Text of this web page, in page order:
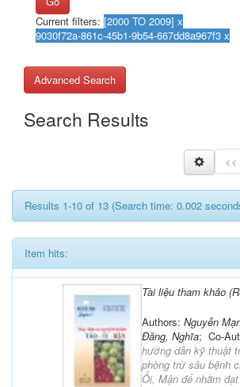
Current filters:
Advanced Search
Search Results
<<
Results 1-10 of 13 (Search time: 0.002
Item hits:
Tài liệu tham khảo
Authors: Nguyễn
Đăng, Nghĩa; Co-
hướng dẫn kỹ thuật
phòng trừ sâu bệnh
Ổi, Mận để nhằm